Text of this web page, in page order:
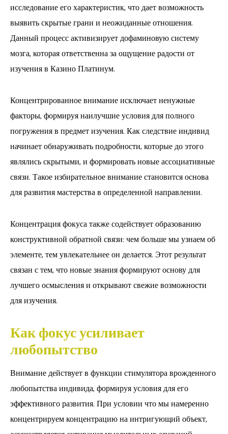
исследование его характеристик, что дает возможность
выявить скрытые грани и неожиданные отношения.
Данный процесс активизирует дофаминовую систему
мозга, которая ответственна за ощущение радости от
изучения в Казино Платинум.
Концентрированное внимание исключает ненужные
факторы, формируя наилучшие условия для полного
погружения в предмет изучения. Как следствие индивид
начинает обнаруживать подробности, которые до этого
являлись скрытыми, и формировать новые ассоциативные
связи. Такое избирательное внимание становится основа
для развития мастерства в определенной направлении.
Концентрация фокуса также содействует образованию
конструктивной обратной связи: чем больше мы узнаем об
элементе, тем увлекательнее он делается. Этот результат
связан с тем, что новые знания формируют основу для
лучшего осмысления и открывают свежие возможности
для изучения.
Как фокус усиливает
любопытство
Внимание действует в функции стимулятора врожденного
любопытства индивида, формируя условия для его
эффективного развития. При условии что мы намеренно
концентрируем концентрацию на интригующий объект,